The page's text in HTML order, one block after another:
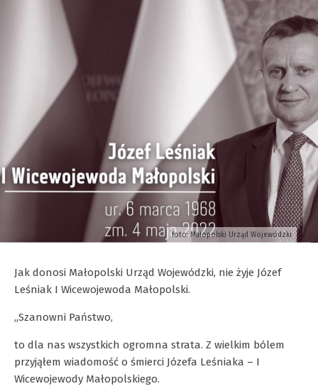
foto: Małopolski Urząd Wojewódzki
Jak donosi Małopolski Urząd Wojewódzki, nie żyje Józef
Leśniak I Wicewojewoda Małopolski.
„Szanowni Państwo,
to dla nas wszystkich ogromna strata. Z wielkim bólem
przyjąłem wiadomość o śmierci Józefa Leśniaka – I
Wicewojewody Małopolskiego.